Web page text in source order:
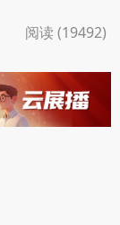
阅读 (19492)